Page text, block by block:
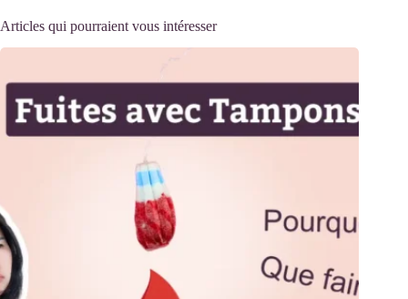
Articles qui pourraient vous intéresser